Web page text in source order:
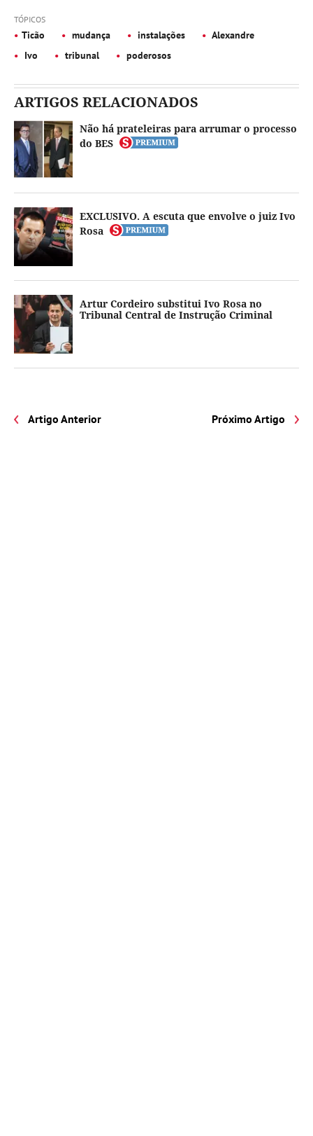
TÓPICOS
Ticão mudança instalações
Alexandre
Ivo
tribunal poderosos
ARTIGOS RELACIONADOS
Não há prateleiras para arrumar o processo
do BES
EXCLUSIVO. A escuta que envolve o juiz Ivo
Rosa
Artur Cordeiro substitui Ivo Rosa no
Tribunal Central de Instrução Criminal
Artigo Anterior Próximo Artigo